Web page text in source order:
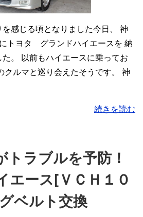
感じる頃となりました今日、 神
トヨタ グランドハイエースを 納
。 以前もハイエースに乗ってお
クルマと巡り会えたそうです。 神
続きを読む
トラブルを予防！
エース[ＶＣＨ１０
ベルト交換